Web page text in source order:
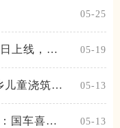
05-25
上线，女
05-19
儿童浇筑梦
05-13
国车喜迎
05-13